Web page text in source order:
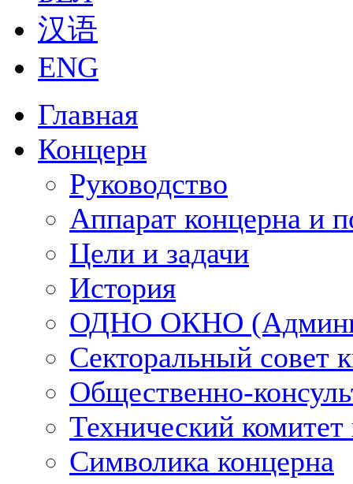
汉语
ENG
Главная
Концерн
Руководство
Аппарат концерна и
Цели и задачи
История
ОДНО ОКНО
Секторальный совет
Общественно-
Технический
Символика концерна